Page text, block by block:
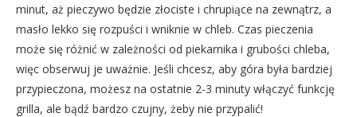
minut, aż pieczywo będzie złociste i chrupiące na zewnątrz, a
masło lekko się rozpuści i wniknie w chleb. Czas pieczenia
może się różnić w zależności od piekarnika i grubości chleba,
więc obserwuj je uważnie. Jeśli chcesz, aby góra była bardziej
przypieczona, możesz na ostatnie 2-3 minuty włączyć funkcję
grilla, ale bądź bardzo czujny, żeby nie przypalić!